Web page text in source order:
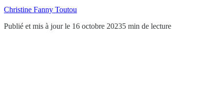
Christine Fanny Toutou
Publié et mis à jour le 16 octobre 20235 min de lecture